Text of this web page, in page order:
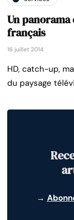
Un panorama
français
16 juillet 2014
HD, catch-up,
du paysage
→